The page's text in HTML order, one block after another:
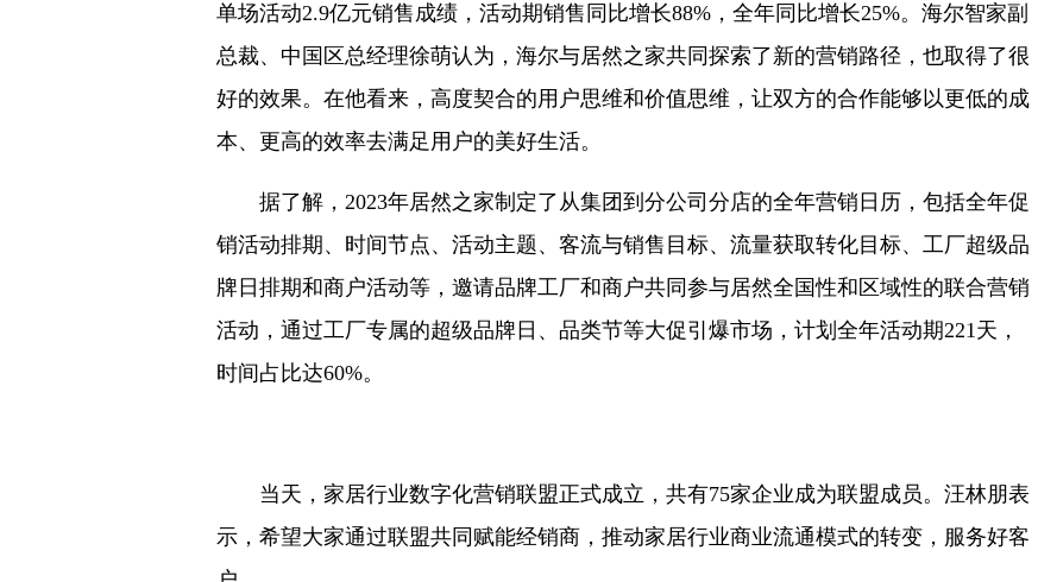
单场活动2.9亿元销售成绩，活动期销售同比增长88%，全年同比增长25%。海尔智家副
总裁、中国区总经理徐萌认为，海尔与居然之家共同探索了新的营销路径，也取得了很
好的效果。在他看来，高度契合的用户思维和价值思维，让双方的合作能够以更低的成
本、更高的效率去满足用户的美好生活。
据了解，2023年居然之家制定了从集团到分公司分店的全年营销日历，包括全年促
销活动排期、时间节点、活动主题、客流与销售目标、流量获取转化目标、工厂超级品
牌日排期和商户活动等，邀请品牌工厂和商户共同参与居然全国性和区域性的联合营销
活动，通过工厂专属的超级品牌日、品类节等大促引爆市场，计划全年活动期221天，
时间占比达60%。
当天，家居行业数字化营销联盟正式成立，共有75家企业成为联盟成员。汪林朋表
示，希望大家通过联盟共同赋能经销商，推动家居行业商业流通模式的转变，服务好客